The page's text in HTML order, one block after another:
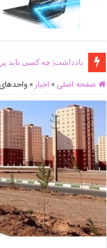
یادداشت| ‌چه کسی باید
صفحه اصلی » اخبار »